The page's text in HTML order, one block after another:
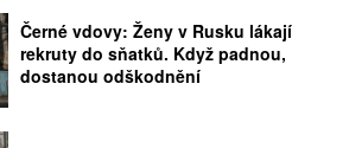
Černé vdovy: Ženy v Rusku lákají
rekruty do sňatků. Když padnou,
dostanou odškodnění